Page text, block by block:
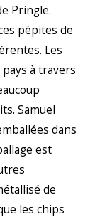
Pringle.
pépites de
Les
à travers
Samuel
dans
est
de
les chips